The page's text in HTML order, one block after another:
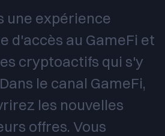
une expérience
d'accès au GameFi et
cryptoactifs qui s'y
le canal GameFi,
les nouvelles
offres. Vous